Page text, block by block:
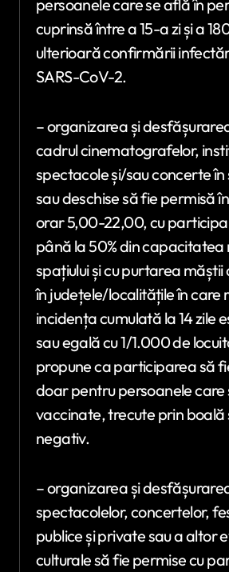
persoanele care se află în
cuprinsă între a 15-a zi și a
ulterioară confirmării
SARS-CoV-2.
– organizarea și
cadrul cinematografelor,
spectacole și/sau concerte în
sau deschise să fie permisă
orar 5,00-22,00, cu
până la 50% din capacitatea
spațiului și cu purtarea
în județele/localitățile în care
incidența cumulată la 14 zile
sau egală cu 1/1.000 de
propune ca participarea să
doar pentru persoanele care
vaccinate, trecute prin boală
negativ.
– organizarea și
spectacolelor, concertelor,
publice și private sau a altor
culturale să fie permise cu